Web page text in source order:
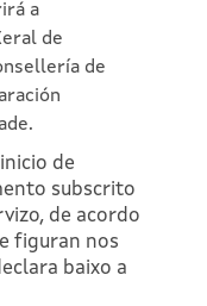
a
de
de
de
subscrito
de acordo
figuran nos
baixo a